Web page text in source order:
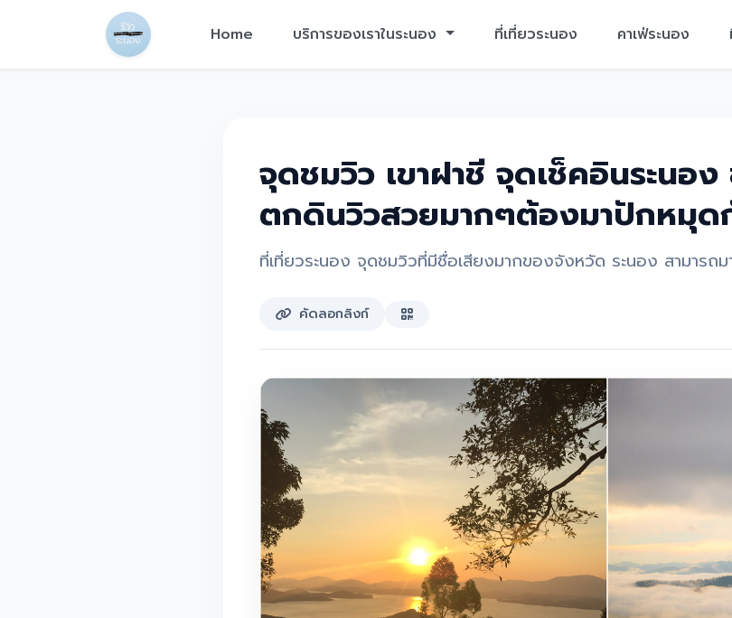
Home บริการของเราในระนอง ที่เที่ยวระนอง คาเฟ่ระนอง
จุดชมวิว เขาฝาชี จุดเช็คอินระนอ
ตกดินวิวสวยมากๆต้องมาปักหมุด
ที่เที่ยวระนอง จุดชมวิวที่มีชื่อเสียงมากของจังหวัด ระนอง สามารถ
คัดลอกลิงก์